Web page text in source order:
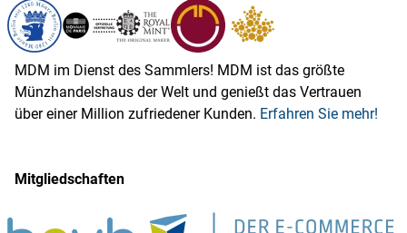
MDM im Dienst des Sammlers! MDM ist das größte
Münzhandelshaus der Welt und genießt das Vertrauen
über einer Million zufriedener Kunden. Erfahren Sie mehr!
Mitgliedschaften